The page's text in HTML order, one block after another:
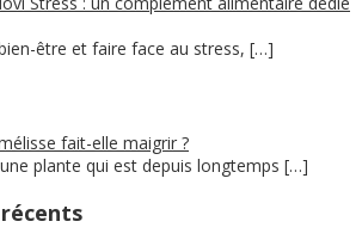
être et faire face au stress, […]
fait-elle maigrir ?
plante qui est depuis longtemps […]